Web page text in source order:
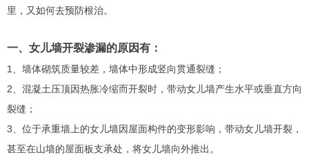
里，又如何去预防根治。
一、女儿墙开裂渗漏的原因有：
1、墙体砌筑质量较差，墙体中形成竖向贯通裂缝；
2、混凝土压顶因热胀冷缩而开裂时，带动女儿墙产生水平或垂直方向
裂缝；
3、位于承重墙上的女儿墙因屋面构件的变形影响，带动女儿墙开裂，
甚至在山墙的屋面板支承处，将女儿墙向外推出。